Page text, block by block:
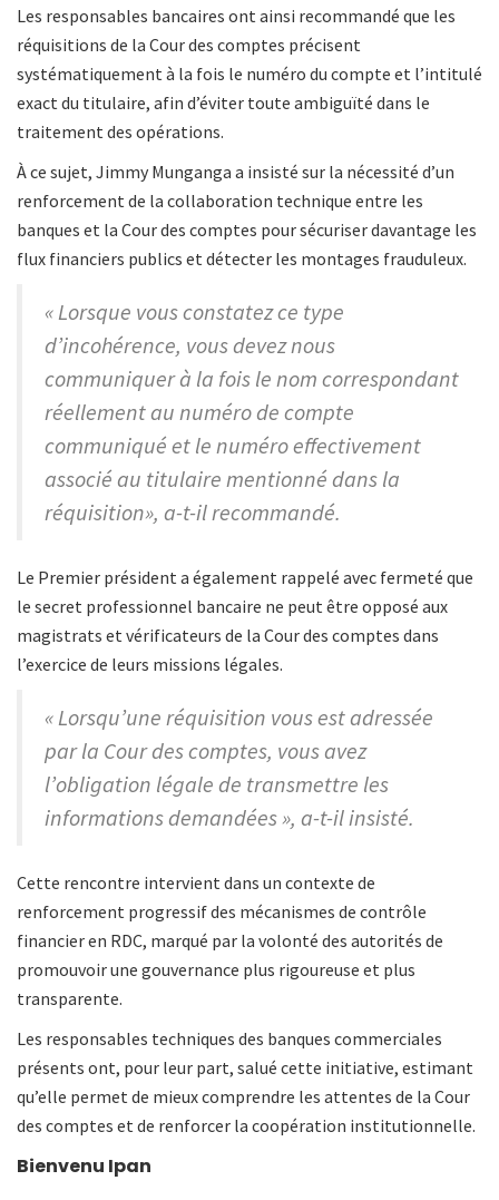
Les responsables bancaires ont ainsi recommandé que les
réquisitions de la Cour des comptes précisent
systématiquement à la fois le numéro du compte et l’intitulé
exact du titulaire, afin d’éviter toute ambiguïté dans le
traitement des opérations.
À ce sujet, Jimmy Munganga a insisté sur la nécessité d’un
renforcement de la collaboration technique entre les
banques et la Cour des comptes pour sécuriser davantage les
flux financiers publics et détecter les montages frauduleux.
« Lorsque vous constatez ce type
d’incohérence, vous devez nous
communiquer à la fois le nom correspondant
réellement au numéro de compte
communiqué et le numéro effectivement
associé au titulaire mentionné dans la
réquisition», a-t-il recommandé.
Le Premier président a également rappelé avec fermeté que
le secret professionnel bancaire ne peut être opposé aux
magistrats et vérificateurs de la Cour des comptes dans
l’exercice de leurs missions légales.
« Lorsqu’une réquisition vous est adressée
par la Cour des comptes, vous avez
l’obligation légale de transmettre les
informations demandées », a-t-il insisté.
Cette rencontre intervient dans un contexte de
renforcement progressif des mécanismes de contrôle
financier en RDC, marqué par la volonté des autorités de
promouvoir une gouvernance plus rigoureuse et plus
transparente.
Les responsables techniques des banques commerciales
présents ont, pour leur part, salué cette initiative, estimant
qu’elle permet de mieux comprendre les attentes de la Cour
des comptes et de renforcer la coopération institutionnelle.
Bienvenu Ipan